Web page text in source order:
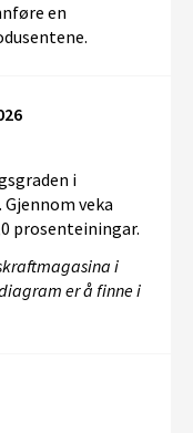
en
i
veka
prosenteiningar.
i
er å finne i